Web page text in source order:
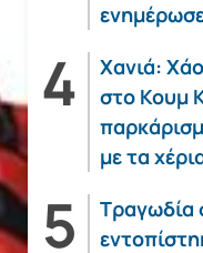
Χανιά:
στο Κουμ
με τα
Τραγωδία